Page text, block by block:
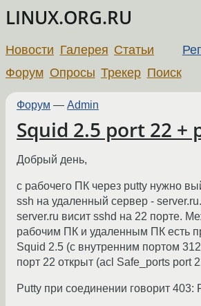
LINUX.ORG.RU
Новости Галерея Статьи
Форум Опросы Трекер Поиск
Форум — Admin
Squid 2.5 port 22 +
Добрый день,
с рабочего ПК через putty нужно
ssh на удаленный сервер -
server.ru висит sshd на 22 порте.
рабочим ПК и удаленным ПК есть
Squid 2.5 (с внутренним портом
порт 22 открыт (acl Safe_ports port
Putty при соединении говорит 403: